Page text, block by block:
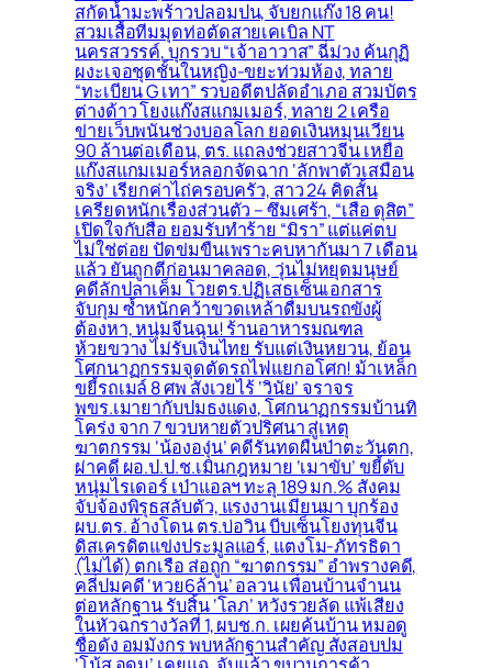
สกัดน้ำมะพร้าวปลอมปน, จับยกแก๊ง 18 คน!
สวมเสื้อทีมมุดท่อตัดสายเคเบิล NT
นครสวรรค์, บุกรวบ “เจ้าอาวาส” ฉี่ม่วง ค้นกุฏิ
ผงะเจอชุดชั้นในหญิง-ขยะท่วมห้อง, ทลาย
“ทะเบียน G เทา” รวบอดีตปลัดอำเภอ สวมบัตร
ต่างด้าว โยงแก๊งสแกมเมอร์, ทลาย 2 เครือ
ข่ายเว็บพนันช่วงบอลโลก ยอดเงินหมุนเวียน
90 ล้านต่อเดือน, ตร. แถลงช่วยสาวจีน เหยื่อ
แก๊งสแกมเมอร์หลอกจัดฉาก ‘ลักพาตัวเสมือน
จริง’ เรียกค่าไถ่ครอบครัว, สาว 24 คิดสั้น
เครียดหนักเรื่องส่วนตัว – ซึมเศร้า, “เสือ ดุสิต”
เปิดใจกับสื่อ ยอมรับทำร้าย “มิรา” แต่แค่ตบ
ไม่ใช่ต่อย ปัดข่มขืนเพราะคบหากันมา 7 เดือน
แล้ว ยันถูกตีก่อนมาคลอด, วุ่นไม่หยุดมนุษย์
คดีลักปลาเค็ม โวยตร.ปฏิเสธเซ็นเอกสาร
จับกุม ซ้ำหนักคว้าขวดเหล้าดื่มบนรถขังผู้
ต้องหา, หนุ่มจีนฉุน! ร้านอาหารมณฑล
ห้วยขวาง ไม่รับเงินไทย รับแต่เงินหยวน, ย้อน
โศกนาฏกรรมจุดตัดรถไฟแยกอโศก! ม้าเหล็ก
ขยี้รถเมล์ 8 ศพ สังเวยไร้ ‘วินัย’ จราจร
พขร.เมายากับปมธงแดง, โศกนาฏกรรมบ้านทิ
โคร่ง จาก 7 ขวบหายตัวปริศนา สู่เหตุ
ฆาตกรรม ‘น้ององุ่น’ คดีรันทดผืนป่าตะวันตก,
ผ่าคดี ผอ.ป.ป.ช.เมินกฎหมาย ‘เมาขับ’ ขยี้ดับ
หนุ่มไรเดอร์ เป่าแอลฯ ทะลุ 189 มก.% สังคม
จับจ้องพิรุธสลับตัว, แรงงานเมียนมา บุกร้อง
ผบ.ตร. อ้างโดน ตร.บ่อวิน บีบเซ็นโยงทุนจีน
ดิสเครดิตแข่งประมูลแอร์, แตงโม-ภัทรธิดา
(ไม่ได้) ตกเรือ ส่อถูก “ฆาตกรรม” อำพรางคดี,
คลี่ปมคดี ‘หวย6ล้าน’ อลวน เพื่อนบ้านจำนน
ต่อหลักฐาน รับสิ้น ‘โลภ’ หวังรวยลัด แพ้เสียง
ในหัวฉกรางวัลที่ 1, ผบช.ก. เผยค้นบ้าน หมอดู
ชื่อดัง อมมังกร พบหลักฐานสำคัญ สั่งสอบปม